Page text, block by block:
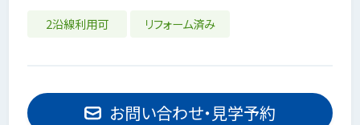
2沿線利用可 リフォーム済み
お問い合わせ・見学予約